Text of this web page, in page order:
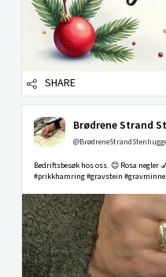
SHARE
Brødrene Strand
Bedriftsbesøk hos oss. 😊 Rosa
#prikkhamring #gravstein #gravminne